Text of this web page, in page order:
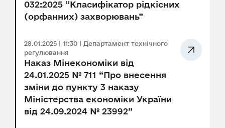
032:2025 “Класифікатор рідкісних
(орфанних) захворювань”
28.01.2025 | 11:30 | Департамент технічного
регулювання
Наказ Мінекономіки від
24.01.2025 № 711 “Про внесення
зміни до пункту 3 наказу
Міністерства економіки України
від 24.09.2024 № 23992”